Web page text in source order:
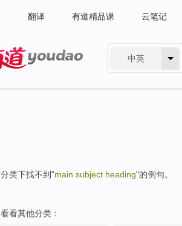
翻译 有道精品课 云笔记
中英
类下找不到"main subject heading"的例句。
看其他分类：